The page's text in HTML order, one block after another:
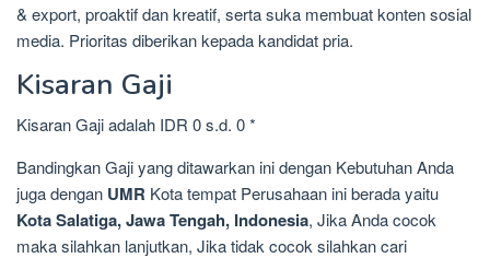
& export, proaktif dan kreatif, serta suka membuat konten sosial
media. Prioritas diberikan kepada kandidat pria.
Kisaran Gaji
Kisaran Gaji adalah IDR 0 s.d. 0 *
Bandingkan Gaji yang ditawarkan ini dengan Kebutuhan Anda
juga dengan UMR Kota tempat Perusahaan ini berada yaitu
Kota Salatiga, Jawa Tengah, Indonesia, Jika Anda cocok
maka silahkan lanjutkan, Jika tidak cocok silahkan cari